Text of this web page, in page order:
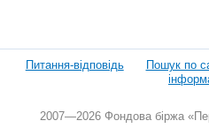
Питання-відповідь Пошук по
2007—2026 Фондова біржа